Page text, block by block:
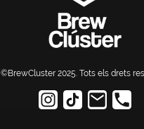
©BrewCluster 2025. Tots els drets